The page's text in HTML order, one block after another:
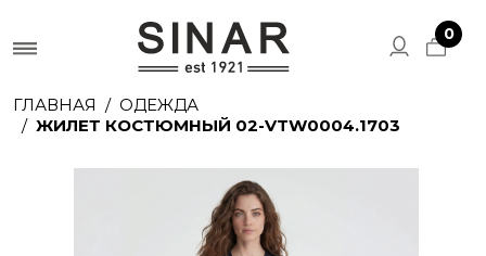
0
ГЛАВНАЯ
ОДЕЖДА
ЖИЛЕТ КОСТЮМНЫЙ 02-VTW0004.1703